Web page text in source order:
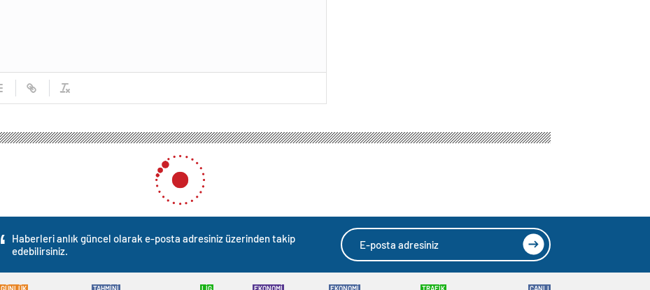
Haberleri anlık güncel olarak e-posta adresiniz üzerinden takip
edebilirsiniz.